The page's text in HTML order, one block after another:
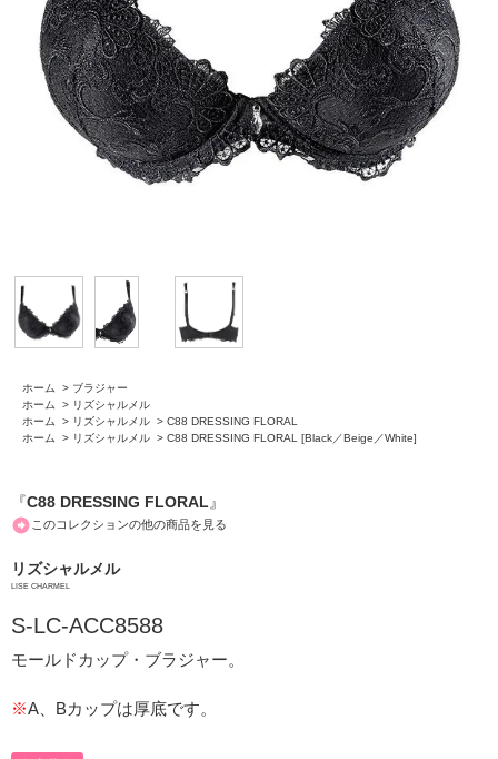
ホーム > ブラジャー
ホーム
> リズシャルメル
ホーム
> リズシャルメル > C88 DRESSING FLORAL
ホーム
> リズシャルメル > C88 DRESSING FLORAL [Black／Beige／White]
『C88 DRESSING FLORAL』
このコレクションの他の商品を見る
リズシャルメル
LISE CHARMEL
S-LC-ACC8588
モールドカップ・ブラジャー。
※A、Bカップは厚底です。